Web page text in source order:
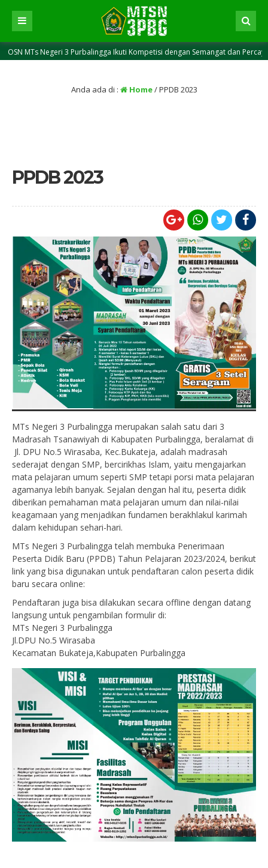
MTs Negeri 3 Purbalingga Ikuti Kompetisi dengan Semangat dan Percaya Diri
Anda ada di : Home/PPDB 2023
PPDB 2023
MTs Negeri 3 Purbalingga merupakan salah satu dari 3
Madrasah Tsanawiyah di Kabupaten Purbalingga, beralamat di
Jl. DPU No.5 Wirasaba, Kec.Bukateja, adalah madrasah
sederajat dengan SMP, bercirikhas Islam, yaitu mengajarkan
mata pelajaran umum seperti SMP tetapi porsi mata pelajaran
agamanya lebih banyak. Sejalan dengan hal itu, peserta didik
diberikan pemahaman mata pelajaran umum dan nilai-nilai
keagamaan yang menjadikan fundamen berakhlakul karimah
dalam kehidupan sehari-hari.
MTs Negeri 3 Purbalingga telah membuka Penerimaan
Peserta Didik Baru (PPDB) Tahun Pelajaran 2023/2024, berikut
link yang bisa digunakan untuk pendaftaran calon peserta didik
baru secara online:
Pendaftaran juga bisa dilakukan secara offline dengan datang
langsung untuk pengambilan formulir di:
MTs Negeri 3 Purbalingga
Jl.DPU No.5 Wirasaba
Kecamatan Bukateja,Kabupaten Purbalingga